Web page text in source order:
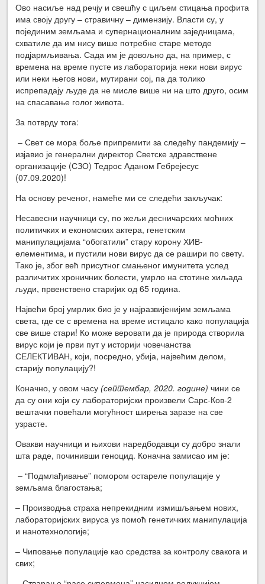
Ово насиље над речју и свешћу с циљем стицања профита
има своју другу – стравичну – димензију. Власти су, у
појединим земљама и супернационалним заједницама,
схватиле да им нису више потребне старе методе
подјармљивања. Сада им је довољно да, на пример, с
времена на време пусте из лабораторија неки нови вирус
или неки његов нови, мутирани сој, па да толико
испрепадају људе да не мисле више ни на што друго, осим
на спасавање голог живота.
За потврду тога:
– Свет се мора боље припремити за следећу пандемију –
изјавио је генерални директор Светске здравствене
организације (СЗО) Тедрос Аданом Гебрејесус
(07.09.2020)!
На основу реченог, намеће ми се следећи закључак:
Несавесни научници су, по жељи десничарских моћних
политичких и економских актера, генетским
манипулацијама “обогатили” стару корону ХИВ-
елементима, и пустили нови вирус да се рашири по свету.
Тако је, због већ присутног смањеног имунитета услед
различитих хроничних болести, умрло на стотине хиљада
људи, првенствено старијих од 65 година.
Највећи број умрлих био је у најразвијенијим земљама
света, где се с времена на време истицало како популација
све више стари! Ко може веровати да је природа створила
вирус који је први пут у историји човечанства
СЕЛЕКТИВАН, који, посредно, убија, највећим делом,
старију популацију?!
Коначно, у овом часу (септембар, 2020. године) чини се
да су они који су лабораторијски произвели Сарс-Ков-2
вештачки повећали могућност ширења заразе на све
узрасте.
Овакви научници и њихови наредбодавци су добро знали
шта раде, починивши геноцид. Коначна замисао им је:
– “Подмлађивање” помором остареле популације у
земљама благостања;
– Производња страха непрекидним измишљањем нових,
лабораторијских вируса уз помоћ генетичких манипулација
и нанотехнологије;
– Чиповање популације као средства за контролу свакога и
свих;